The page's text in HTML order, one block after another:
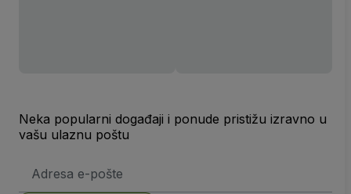
Neka popularni događaji i ponude pristižu izravno u
vašu ulaznu poštu
mail